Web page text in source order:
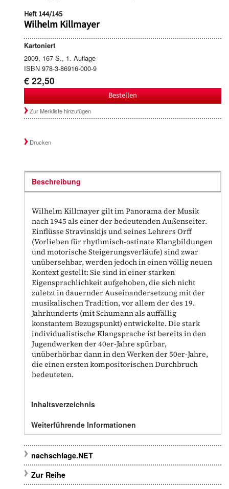
Heft 144/145
Wilhelm Killmayer
Kartoniert
2009, 167 S., 1. Auflage
ISBN 978-3-86916-000-9
€ 22,50
Bestellen
Zur Merkliste hinzufügen
Drucken
Beschreibung
Wilhelm Killmayer gilt im Panorama der Musik
nach 1945 als einer der bedeutenden Außenseiter.
Einflüsse Stravinskijs und seines Lehrers Orff
(Vorlieben für rhythmisch-ostinate Klangbildungen
und motorische Steigerungsverläufe) sind zwar
unübersehbar, werden jedoch in einen völlig neuen
Kontext gestellt: Sie sind in einer starken
Eigensprachlichkeit aufgehoben, die sich nicht
zuletzt in dauernder Auseinandersetzung mit der
musikalischen Tradition, vor allem der des 19.
Jahrhunderts (mit Schumann als auffällig
konstantem Bezugspunkt) entwickelte. Die stark
individualistische Klangsprache ist bereits in den
Jugendwerken der 40er-Jahre spürbar,
unüberhörbar dann in den Werken der 50er-Jahre,
die einen ersten kompositorischen Durchbruch
bedeuteten.
Inhaltsverzeichnis
Weiterführende Informationen
nachschlage.NET
Zur Reihe